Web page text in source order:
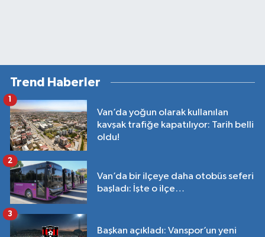
Trend Haberler
Van’da yoğun olarak kullanılan
kavşak trafiğe kapatılıyor: Tarih belli
oldu!
1
Van’da bir ilçeye daha otobüs seferi
başladı: İşte o ilçe…
2
Başkan açıkladı: Vanspor’un yeni
3